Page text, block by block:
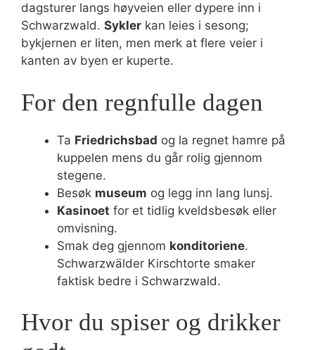
dagsturer langs høyveien eller dypere inn i
Schwarzwald. Sykler kan leies i sesong;
bykjernen er liten, men merk at flere veier i
kanten av byen er kuperte.
For den regnfulle dagen
Ta Friedrichsbad og la regnet hamre på
kuppelen mens du går rolig gjennom
stegene.
Besøk museum og legg inn lang lunsj.
Kasinoet for et tidlig kveldsbesøk eller
omvisning.
Smak deg gjennom konditoriene.
Schwarzwälder Kirschtorte smaker
faktisk bedre i Schwarzwald.
Hvor du spiser og drikker